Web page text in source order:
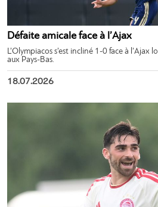
Défaite amicale face à l’Ajax
L’Olympiacos s’est incliné 1-0 face à l’Ajax
aux Pays-Bas.
18.07.2026